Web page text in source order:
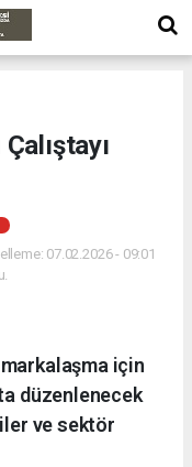
07.02.2026 - 09:01
için
düzenlenecek
ve sektör